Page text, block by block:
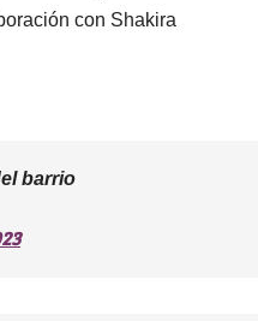
con Shakira
barrio